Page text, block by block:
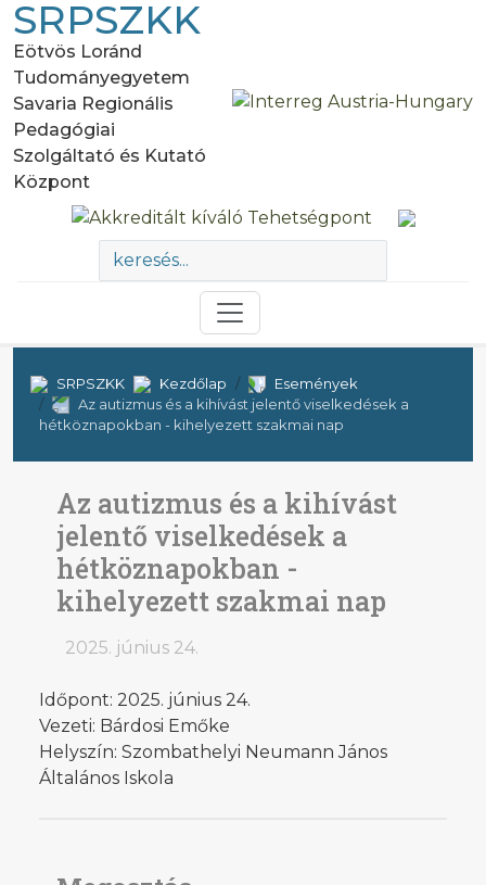
SRPSZKK
Eötvös Loránd
Tudományegyetem
Savaria Regionális
Pedagógiai
Szolgáltató és Kutató
Központ
SRPSZKK Kezdőlap
Események
Az autizmus és a kihívást jelentő viselkedések a
hétköznapokban - kihelyezett szakmai nap
Az autizmus és a kihívást
jelentő viselkedések a
hétköznapokban -
kihelyezett szakmai nap
2025. június 24.
Időpont: 2025. június 24.
Vezeti: Bárdosi Emőke
Helyszín: Szombathelyi Neumann János
Általános Iskola